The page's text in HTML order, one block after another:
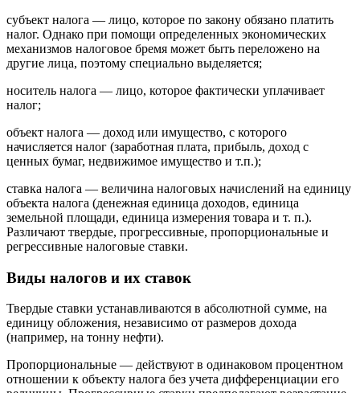
субъект налога — лицо, которое по закону обязано платить
налог. Однако при помощи определенных экономических
механизмов налоговое бремя может быть переложено на
другие лица, поэтому специально выделяется;
носитель налога — лицо, которое фактически уплачивает
налог;
объект налога — доход или имущество, с которого
начисляется налог (заработная плата, прибыль, доход с
ценных бумаг, недвижимое имущество и т.п.);
ставка налога — величина налоговых начислений на единицу
объекта налога (денежная единица доходов, единица
земельной площади, единица измерения товара и т. п.).
Различают твердые, прогрессивные, пропорциональные и
регрессивные налоговые ставки.
Виды налогов и их ставок
Твердые ставки устанавливаются в абсолютной сумме, на
единицу обложения, независимо от размеров дохода
(например, на тонну нефти).
Пропорциональные — действуют в одинаковом процентном
отношении к объекту налога без учета дифференциации его